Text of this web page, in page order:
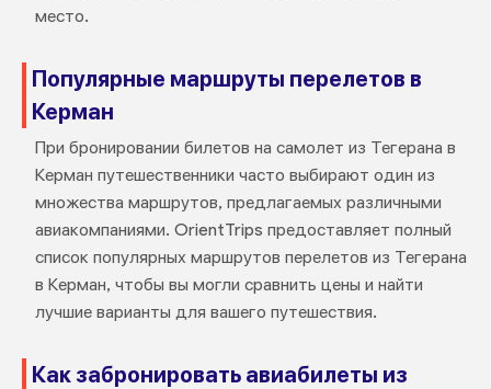
место.
Популярные маршруты перелетов в
Керман
При бронировании билетов на самолет из Тегерана в
Керман путешественники часто выбирают один из
множества маршрутов, предлагаемых различными
авиакомпаниями. OrientTrips предоставляет полный
список популярных маршрутов перелетов из Тегерана
в Керман, чтобы вы могли сравнить цены и найти
лучшие варианты для вашего путешествия.
Как забронировать авиабилеты из